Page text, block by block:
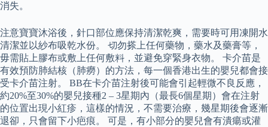
消失。
注意寶寶沐浴後，針口部位應保持清潔乾爽，需要時可用凍開水
清潔並以紗布吸乾水份。 切勿搽上任何藥物，藥水及藥膏等，
毋需貼上膠布或敷上任何敷料，並避免穿緊身衣物。 卡介苗是
有效預防肺結核（肺癆）的方法，每一個香港出生的嬰兒都會接
受卡介苗注射。 BB在卡介苗注射後可能會引起輕微不良反應，
約20%至30%的嬰兒接種2 – 3星期內（最長6個星期）會在注射
的位置出現小紅疹，這樣的情況，不需要治療，幾星期後會逐漸
退卻，只會留下小疤痕。 可是，有小部分的嬰兒會有潰瘍或灌